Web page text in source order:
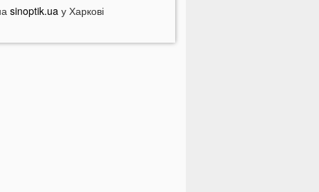
загрожує дефіцит води: які
під загрозою
кинув гранату в кабінет
sinoptik.uaу Харкові